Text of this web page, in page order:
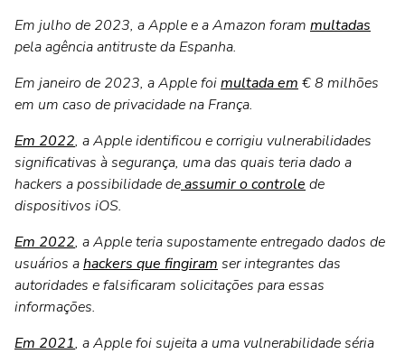
Em julho de 2023, a Apple e a Amazon foram multadas
pela agência antitruste da Espanha.
Em janeiro de 2023, a Apple foimultada em € 8 milhões
em um caso de privacidade na França.
Em 2022, a Apple identificou e corrigiu vulnerabilidades
significativas à segurança, uma das quais teria dado a
hackers a possibilidade deassumir o controle de
dispositivos iOS.
Em 2022, a Apple teria supostamente entregado dados de
usuários ahackers que fingiram ser integrantes das
autoridades e falsificaram solicitações para essas
informações.
Em 2021, a Apple foi sujeita a uma vulnerabilidade séria